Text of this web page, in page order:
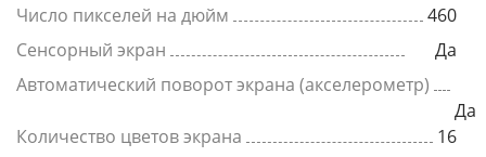
Число пикселей на дюйм
460
Сенсорный экран
Да
Автоматический поворот экрана (акселерометр)
Да
Количество цветов экрана
16